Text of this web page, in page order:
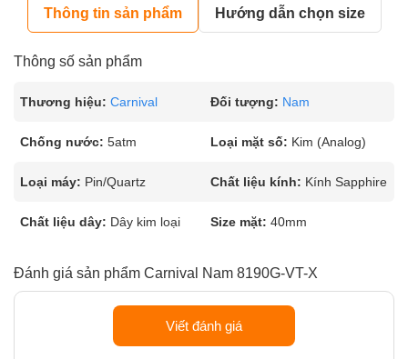
Thông tin sản phẩm Hướng dẫn chọn size
Thông số sản phẩm
Thương hiệu: Carnival Đối tượng: Nam
Chống nước: 5atm Loại mặt số: Kim (Analog)
Loại máy: Pin/Quartz Chất liệu kính: Kính Sapphire
Chất liệu dây: Dây kim loại Size mặt: 40mm
Đánh giá sản phẩm Carnival Nam 8190G-VT-X
Viết đánh giá